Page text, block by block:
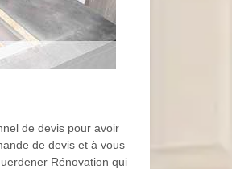
de devis pour avoir
de devis et à vous
Rénovation qui